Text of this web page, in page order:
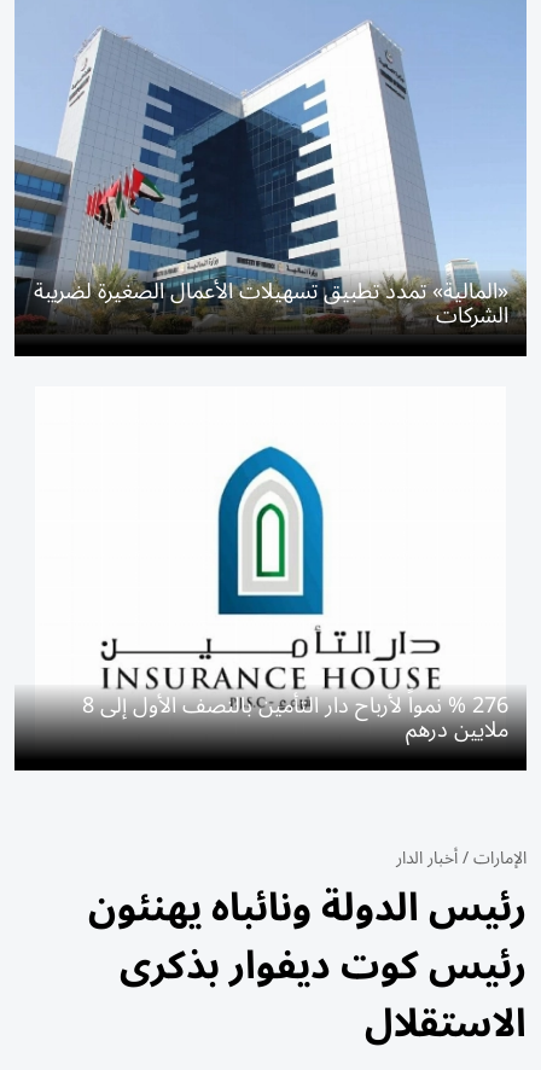
«المالية» تمدد تطبيق تسهيلات الأعمال الصغيرة لضريبة
الشركات
276 % نمواً لأرباح دار التأمين بالنصف الأول إلى 8
ملايين درهم
الإمارات/أخبار الدار
رئيس الدولة ونائباه يهنئون
رئيس كوت ديفوار بذكرى
الاستقلال